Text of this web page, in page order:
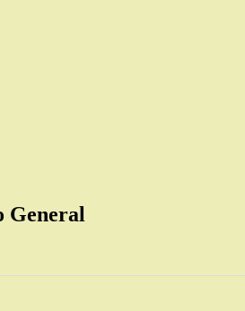
General